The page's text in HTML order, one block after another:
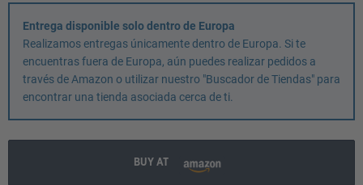
Entrega disponible solo dentro de Europa
Realizamos entregas únicamente dentro de Europa. Si te
encuentras fuera de Europa, aún puedes realizar pedidos a
través de Amazon o utilizar nuestro "Buscador de Tiendas" para
encontrar una tienda asociada cerca de ti.
BUY AT